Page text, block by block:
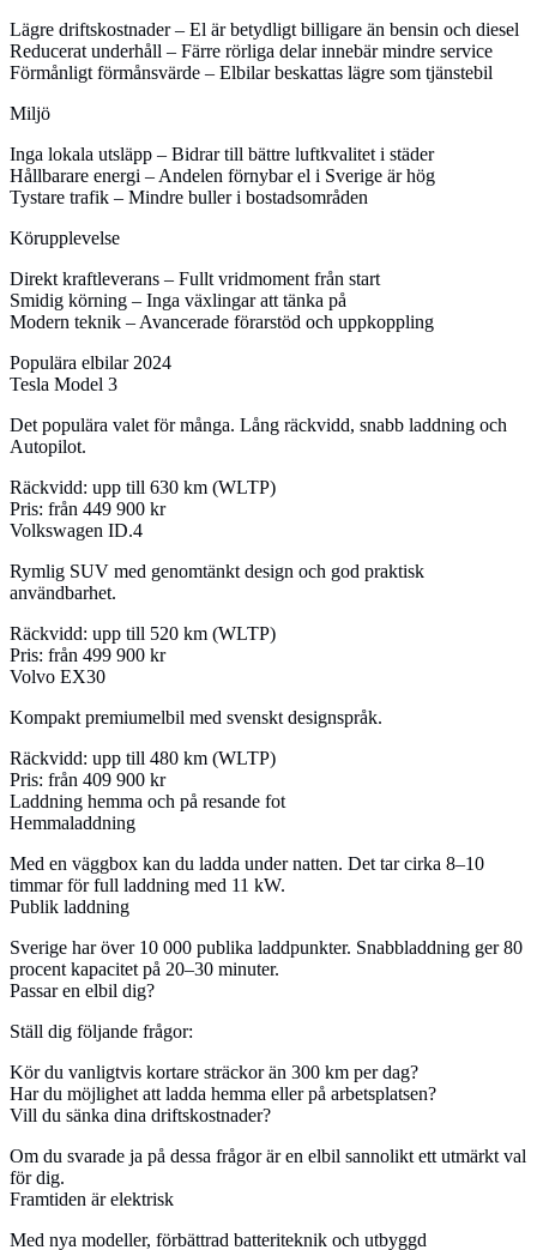
Lägre driftskostnader– El är betydligt billigare än bensin och diesel
Reducerat underhåll – Färre rörliga delar innebär mindre service
Förmånligt förmånsvärde – Elbilar beskattas lägre som tjänstebil
Miljö
Inga lokala utsläpp – Bidrar till bättre luftkvalitet i städer
Hållbarare energi – Andelen förnybar el i Sverige är hög
Tystare trafik – Mindre buller i bostadsområden
Körupplevelse
Direkt kraftleverans – Fullt vridmoment från start
Smidig körning – Inga växlingar att tänka på
Modern teknik – Avancerade förarstöd och uppkoppling
Populära elbilar 2024
Tesla Model 3
Det populära valet för många. Lång räckvidd, snabb laddning och
Autopilot.
Räckvidd: upp till 630 km (WLTP)
Pris: från 449 900 kr
Volkswagen ID.4
Rymlig SUV med genomtänkt design och god praktisk
användbarhet.
Räckvidd: upp till 520 km (WLTP)
Pris: från 499 900 kr
Volvo EX30
Kompakt premiumelbil med svenskt designspråk.
Räckvidd: upp till 480 km (WLTP)
Pris: från 409 900 kr
Laddning hemma och på resande fot
Hemmaladdning
Med en väggbox kan du ladda under natten. Det tar cirka 8–10
timmar för full laddning med 11 kW.
Publik laddning
Sverige har över 10 000 publika laddpunkter. Snabbladdning ger 80
procent kapacitet på 20–30 minuter.
Passar en elbil dig?
Ställ dig följande frågor:
Kör du vanligtvis kortare sträckor än 300 km per dag?
Har du möjlighet att ladda hemma eller på arbetsplatsen?
Vill du sänka dina driftskostnader?
Om du svarade ja på dessa frågor är en elbil sannolikt ett utmärkt val
för dig.
Framtiden är elektrisk
Med nya modeller, förbättrad batteriteknik och utbyggd